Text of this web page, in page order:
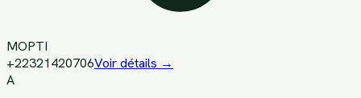
MOPTI
+22321420706Voir détails →
A